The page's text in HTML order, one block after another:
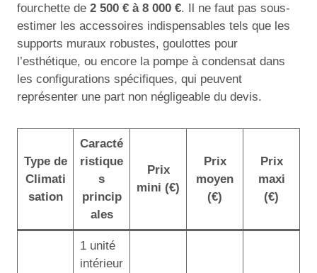
fourchette de 2 500 € à 8 000 €. Il ne faut pas sous-
estimer les accessoires indispensables tels que les
supports muraux robustes, goulottes pour
l’esthétique, ou encore la pompe à condensat dans
les configurations spécifiques, qui peuvent
représenter une part non négligeable du devis.
Type de
Climati
sation
Caracté
ristique
s
princip
ales
Prix
mini (€)
Prix
moyen
(€)
Prix
maxi
(€)
1 unité
intérieur